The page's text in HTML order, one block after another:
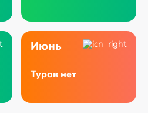
Июнь
Туров нет